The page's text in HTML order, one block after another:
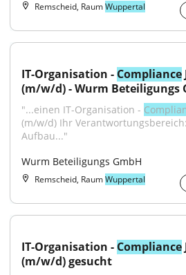
Remscheid, RaumWuppertal
IT-Organisation - Compliance
(m/w/d) - Wurm Beteiligungs
"...einen IT-Organisation -
(m/w/d) Ihr
Aufbau..."
Wurm Beteiligungs GmbH
Remscheid, RaumWuppertal
IT-Organisation - Compliance
(m/w/d) gesucht